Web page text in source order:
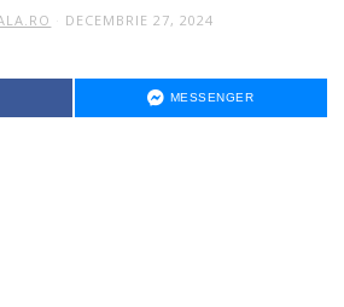
DECEMBRIE 27, 2024
MESSENGER